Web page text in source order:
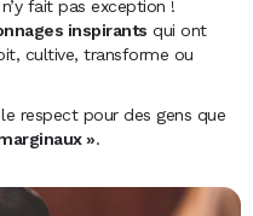
fait pas exception !
inspirants qui ont
cultive, transforme ou
respect pour des gens que
».